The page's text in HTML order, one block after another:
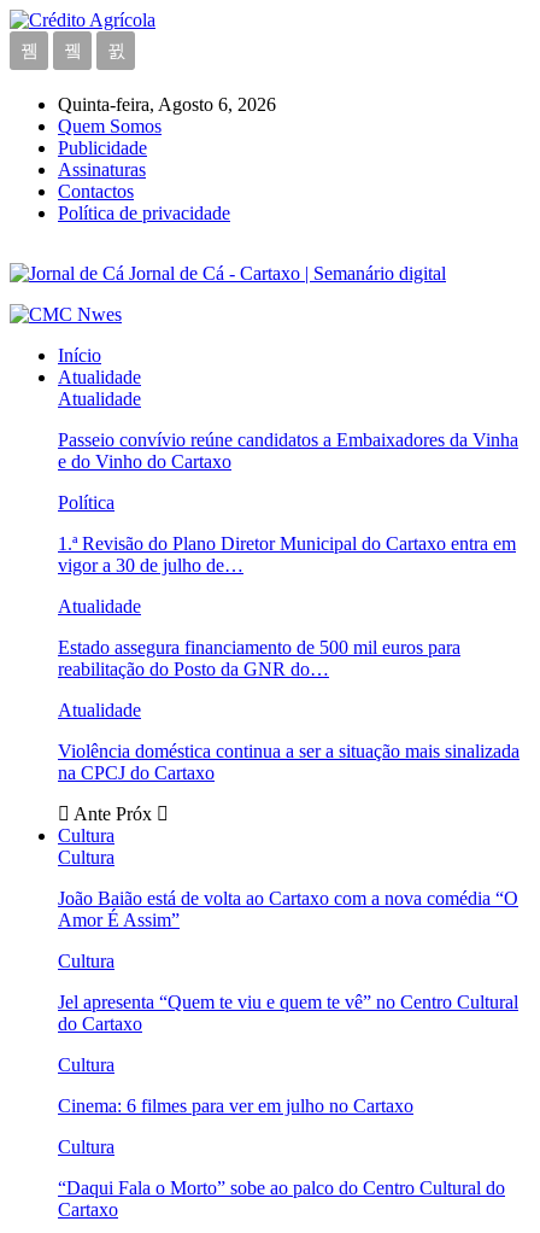
Quinta-feira, Agosto 6, 2026
Quem Somos
Publicidade
Assinaturas
Contactos
Política de privacidade
Jornal de Cá - Cartaxo | Semanário digital
Início
Atualidade
Atualidade
Passeio convívio reúne candidatos a Embaixadores da Vinha
e do Vinho do Cartaxo
Política
1.ª Revisão do Plano Diretor Municipal do Cartaxo entra em
vigor a 30 de julho de…
Atualidade
Estado assegura financiamento de 500 mil euros para
reabilitação do Posto da GNR do…
Atualidade
Violência doméstica continua a ser a situação mais sinalizada
na CPCJ do Cartaxo
Ante Próx
Cultura
Cultura
João Baião está de volta ao Cartaxo com a nova comédia “O
Amor É Assim”
Cultura
Jel apresenta “Quem te viu e quem te vê” no Centro Cultural
do Cartaxo
Cultura
Cinema: 6 filmes para ver em julho no Cartaxo
Cultura
“Daqui Fala o Morto” sobe ao palco do Centro Cultural do
Cartaxo